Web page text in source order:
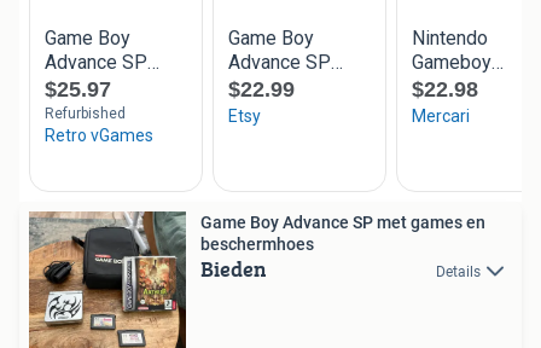
Game Boy Advance SP met games en
beschermhoes
Bieden Details